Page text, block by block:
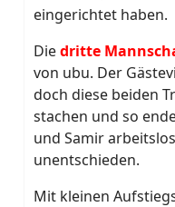
eingerichtet haben.
Diedritte
von ubu. Der
doch diese beiden
stachen und so
und Samir
unentschieden.
Mit kleinen